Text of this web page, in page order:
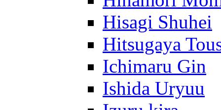
Hisagi Shuhei
Hitsugaya
Ichimaru Gin
Ishida Uryuu